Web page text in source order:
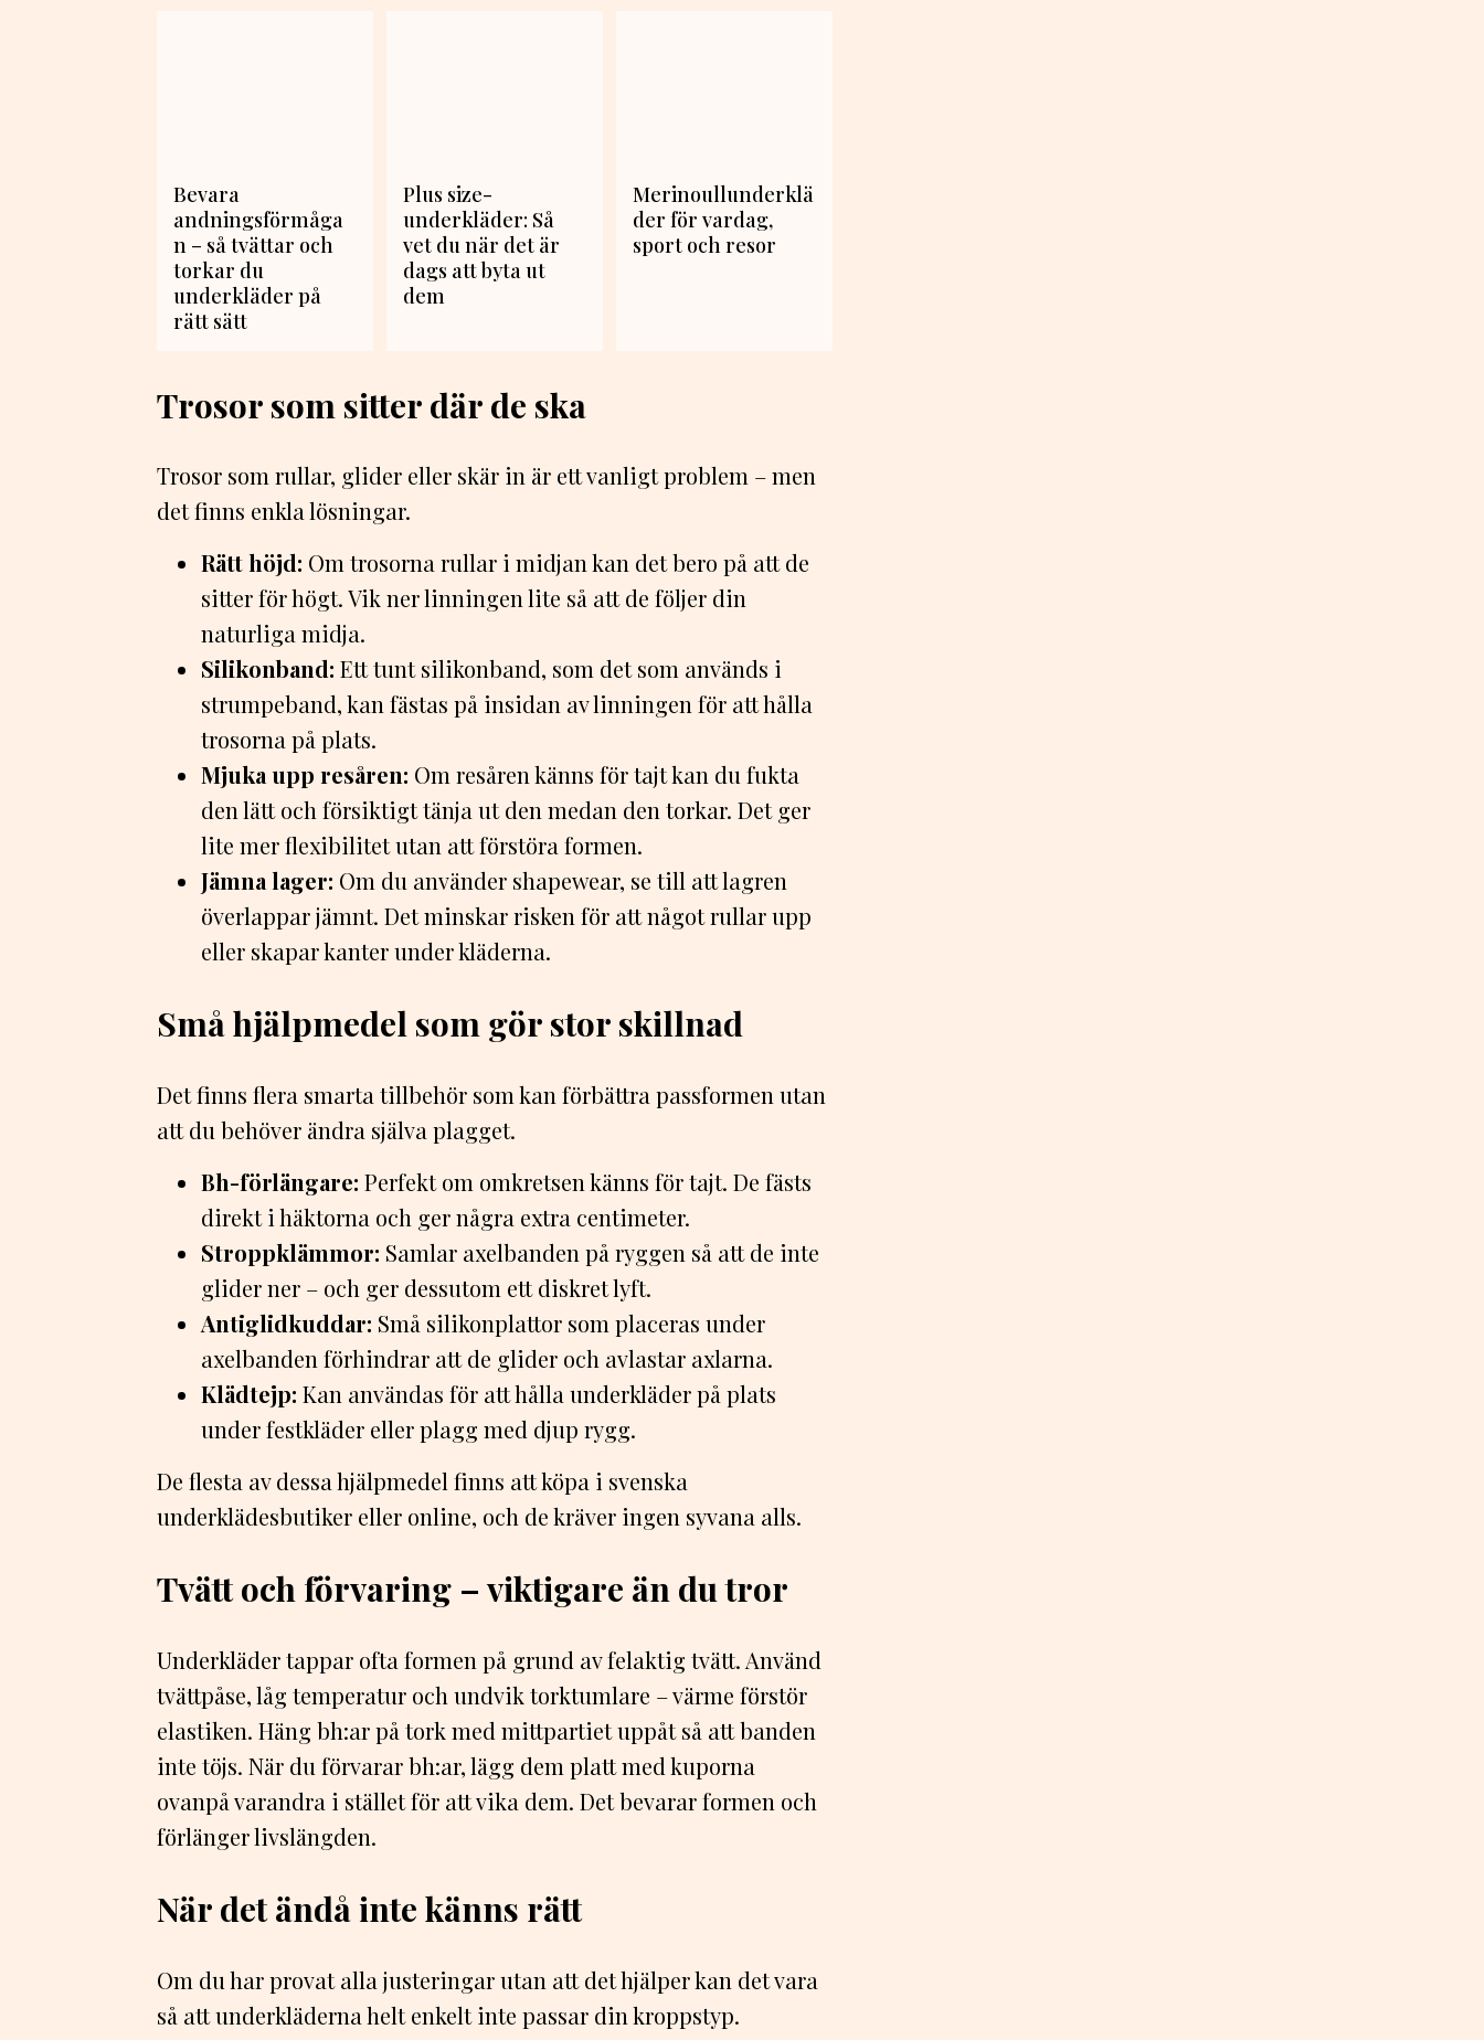
Bevara
andningsförmåga
n – så tvättar och
torkar du
underkläder på
rätt sätt
Plus size-
underkläder: Så
vet du när det är
dags att byta ut
dem
Merinoullunderklä
der för vardag,
sport och resor
Trosor som sitter där de ska
Trosor som rullar, glider eller skär in är ett vanligt problem – men
det finns enkla lösningar.
Rätt höjd: Om trosorna rullar i midjan kan det bero på att de
sitter för högt. Vik ner linningen lite så att de följer din
naturliga midja.
Silikonband: Ett tunt silikonband, som det som används i
strumpeband, kan fästas på insidan av linningen för att hålla
trosorna på plats.
Mjuka upp resåren: Om resåren känns för tajt kan du fukta
den lätt och försiktigt tänja ut den medan den torkar. Det ger
lite mer flexibilitet utan att förstöra formen.
Jämna lager: Om du använder shapewear, se till att lagren
överlappar jämnt. Det minskar risken för att något rullar upp
eller skapar kanter under kläderna.
Små hjälpmedel som gör stor skillnad
Det finns flera smarta tillbehör som kan förbättra passformen utan
att du behöver ändra själva plagget.
Bh-förlängare: Perfekt om omkretsen känns för tajt. De fästs
direkt i häktorna och ger några extra centimeter.
Stroppklämmor: Samlar axelbanden på ryggen så att de inte
glider ner – och ger dessutom ett diskret lyft.
Antiglidkuddar: Små silikonplattor som placeras under
axelbanden förhindrar att de glider och avlastar axlarna.
Klädtejp: Kan användas för att hålla underkläder på plats
under festkläder eller plagg med djup rygg.
De flesta av dessa hjälpmedel finns att köpa i svenska
underklädesbutiker eller online, och de kräver ingen syvana alls.
Tvätt och förvaring – viktigare än du tror
Underkläder tappar ofta formen på grund av felaktig tvätt. Använd
tvättpåse, låg temperatur och undvik torktumlare – värme förstör
elastiken. Häng bh:ar på tork med mittpartiet uppåt så att banden
inte töjs. När du förvarar bh:ar, lägg dem platt med kuporna
ovanpå varandra i stället för att vika dem. Det bevarar formen och
förlänger livslängden.
När det ändå inte känns rätt
Om du har provat alla justeringar utan att det hjälper kan det vara
så att underkläderna helt enkelt inte passar din kroppstyp.